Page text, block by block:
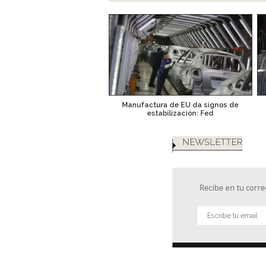
Manufactura de EU da signos de
estabilización: Fed
NEWSLETTER
Recibe en tu